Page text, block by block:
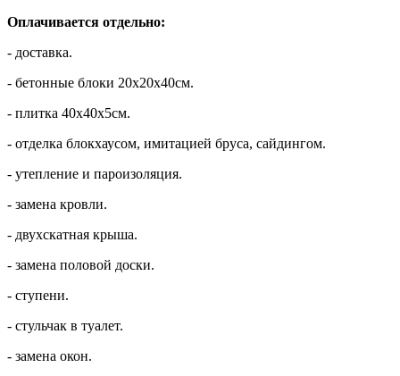
Оплачивается отдельно:
- доставка.
- бетонные блоки 20х20х40см.
- плитка 40х40х5см.
- отделка блокхаусом, имитацией бруса, сайдингом.
- утепление и пароизоляция.
- замена кровли.
- двухскатная крыша.
- замена половой доски.
- ступени.
- стульчак в туалет.
- замена окон.